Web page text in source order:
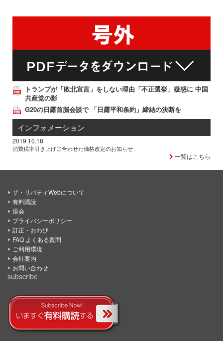
トランプが「敗北宣言」をしない理由「不正選挙」疑惑に 中国
共産党の影
G20の日露首脳会談で 「日露平和条約」締結の決断を
インフォメーション
2019.10.18
消費税率引き上げに合わせた価格改定のお知らせ
一覧はこちら
ザ・リバティWebについて
有料購読
退会
プライバシーポリシー
訂正・おわび
FAQ よくある質問
ご利用環境
会社案内
お問い合わせ
subscribe